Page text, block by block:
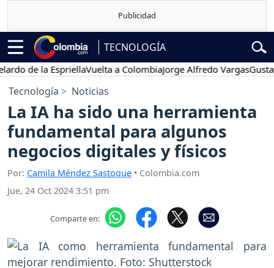
TECNOLOGÍA
de la EspriellaVuelta a ColombiaJorge Alfredo VargasGustavo
Tecnología Noticias
La IA ha sido una herramienta
fundamental para algunos
negocios digitales y físicos
Por: Camila Méndez Sastoque • Colombia.com
Jue, 24 Oct 2024 3:51 pm
Comparte en: